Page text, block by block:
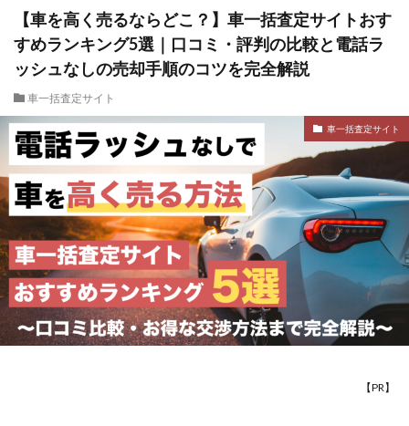
【車を高く売るならどこ？】車一括査定サイトおす
すめランキング5選｜口コミ・評判の比較と電話ラ
ッシュなしの売却手順のコツを完全解説
車一括査定サイト
車一括査定サイト
【PR】